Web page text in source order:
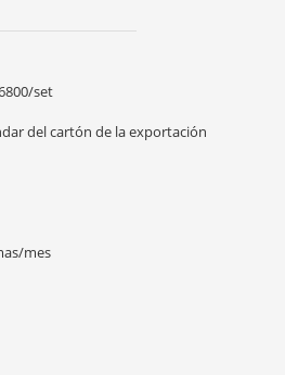
set
del cartón de la exportación
mes